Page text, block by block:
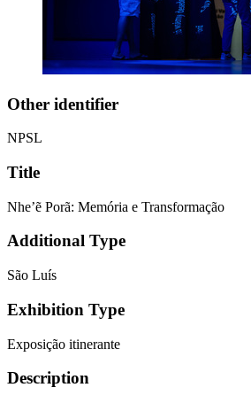
Other identifier
NPSL
Title
Nhe’ẽ Porã: Memória e Transformação
Additional Type
São Luís
Exhibition Type
Exposição itinerante
Description